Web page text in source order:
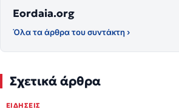
Eordaia.org
Όλα τα άρθρα του συντάκτη ›
Σχετικά άρθρα
ΕΙΔΉΣΕΙΣ